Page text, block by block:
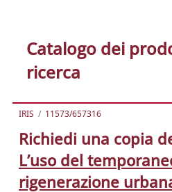
Catalogo dei
ricerca
IRIS 11573/657316
Richiedi una copia
L’uso del
rigenerazione